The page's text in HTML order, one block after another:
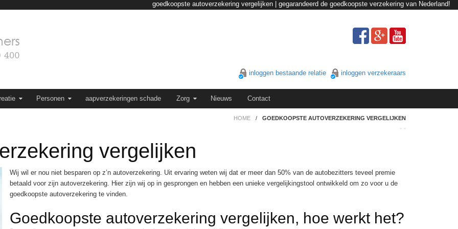
goedkoopste autoverzekering vergelijken | gegarandeerd de goedkoopste verzekering van Nederland!
inloggen bestaande relatie inloggen verzekeraars
Personen aapverzekeringen schade Zorg Nieuws Contact
HOME / GOEDKOOPSTE AUTOVERZEKERING VERGELIJKEN
vergelijken
Wij wil er nou niet besparen op z’n autoverzekering. Uit ervaring weten wij dat er meer dan 50% van de autobezitters teveel premie
betaald voor zijn autoverzekering. Hier zijn wij op in gesprongen en hebben een unieke vergelijkingstool ontwikkeld om zo voor u de
goedkoopste autoverzekering te vinden.
Goedkoopste autoverzekering vergelijken, hoe werkt het?